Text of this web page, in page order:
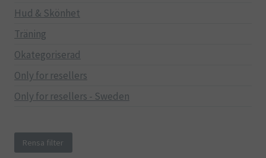
Hud & Skönhet
Träning
Okategoriserad
Only for resellers
Only for resellers - Sweden
Rensa filter